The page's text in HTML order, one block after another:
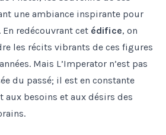
une ambiance inspirante pour
redécouvrant cet édifice, on
les récits vibrants de ces figures
Mais L’Imperator n’est pas
du passé; il est en constante
aux besoins et aux désirs des